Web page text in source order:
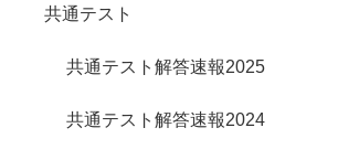
共通テスト
共通テスト解答速報2025
共通テスト解答速報2024